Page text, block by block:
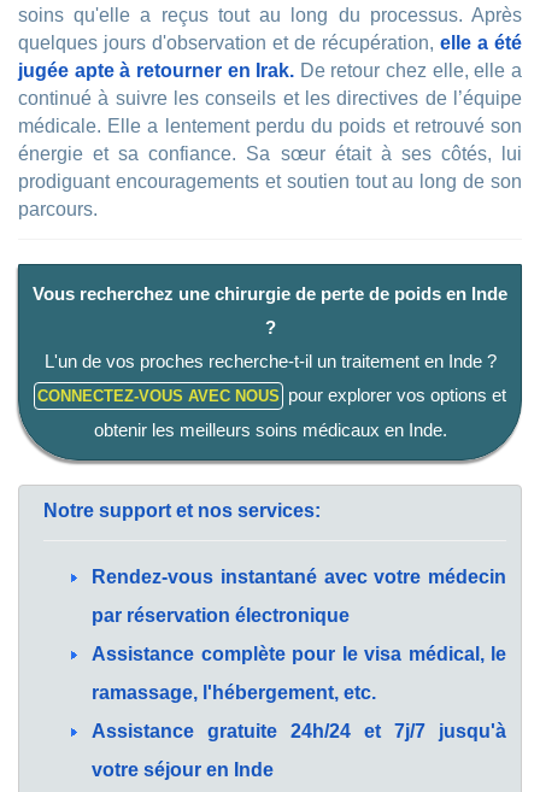
soins qu'elle a reçus tout au long du processus. Après
quelques jours d'observation et de récupération, elle a été
jugée apte à retourner en Irak. De retour chez elle, elle a
continué à suivre les conseils et les directives de l’équipe
médicale. Elle a lentement perdu du poids et retrouvé son
énergie et sa confiance. Sa sœur était à ses côtés, lui
prodiguant encouragements et soutien tout au long de son
parcours.
Vous recherchez une chirurgie de perte de poids en Inde
?
L'un de vos proches recherche-t-il un traitement en Inde ?
CONNECTEZ-VOUS AVEC NOUS pour explorer vos options et
obtenir les meilleurs soins médicaux en Inde.
Notre support et nos services:
Rendez-vous instantané avec votre médecin
par réservation électronique
Assistance complète pour le visa médical, le
ramassage, l'hébergement, etc.
Assistance gratuite 24h/24 et 7j/7 jusqu'à
votre séjour en Inde